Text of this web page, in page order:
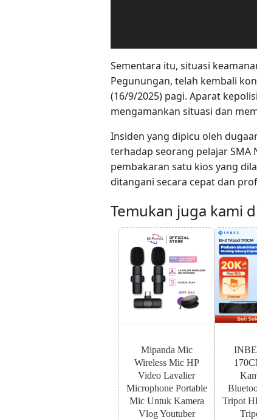
Sementara itu, situasi
Pegunungan, telah kembali
(16/9/2025) pagi. Aparat
mengamankan situasi dan
Insiden yang dipicu oleh
terhadap seorang pelajar SMA
pembakaran satu kios yang
ditangani secara cepat dan
Temukan juga kami
Mipanda Mic
Wireless Mic HP
Video Lavalier
Microphone Portable
Mic Untuk Kamera
Vlog Youtuber
Tripot